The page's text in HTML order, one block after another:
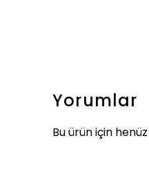
Yorumlar
Bu ürün için